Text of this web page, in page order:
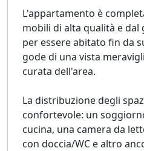
L'appartamento è
mobili di alta qualità e
per essere abitato fin da
gode di una vista
curata dell'area.
La distribuzione degli
confortevole: un
cucina, una camera da
con doccia/WC e altro